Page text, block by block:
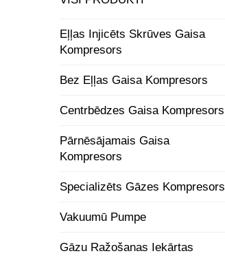
Eļļas Injicēts Skrūves Gaisa
Kompresors
Bez Eļļas Gaisa Kompresors
Centrbēdzes Gaisa Kompresors
Pārnēsājamais Gaisa
Kompresors
Specializēts Gāzes Kompresors
Vakuumū Pumpe
Gāzu Ražošanas Iekārtas